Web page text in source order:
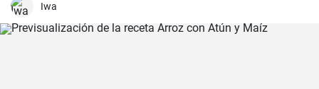
como tapas y son comúnmente acompañados con papas fritas y
Iwa